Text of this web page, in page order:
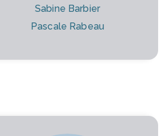
Sabine Barbier
Pascale Rabeau